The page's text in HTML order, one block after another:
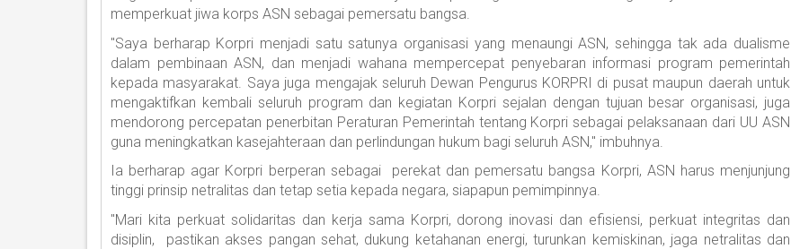
memperkuat jiwa korps ASN sebagai pemersatu bangsa.
"Saya berharap Korpri menjadi satu satunya organisasi yang menaungi ASN, sehingga tak ada dualisme
dalam pembinaan ASN, dan menjadi wahana mempercepat penyebaran informasi program pemerintah
kepada masyarakat. Saya juga mengajak seluruh Dewan Pengurus KORPRI di pusat maupun daerah untuk
mengaktifkan kembali seluruh program dan kegiatan Korpri sejalan dengan tujuan besar organisasi, juga
mendorong percepatan penerbitan Peraturan Pemerintah tentang Korpri sebagai pelaksanaan dari UU ASN
guna meningkatkan kasejahteraan dan perlindungan hukum bagi seluruh ASN," imbuhnya.
Ia berharap agar Korpri berperan sebagai perekat dan pemersatu bangsa Korpri, ASN harus menjunjung
tinggi prinsip netralitas dan tetap setia kepada negara, siapapun pemimpinnya.
"Mari kita perkuat solidaritas dan kerja sama Korpri, dorong inovasi dan efisiensi, perkuat integritas dan
disiplin, pastikan akses pangan sehat, dukung ketahanan energi, turunkan kemiskinan, jaga netralitas dan